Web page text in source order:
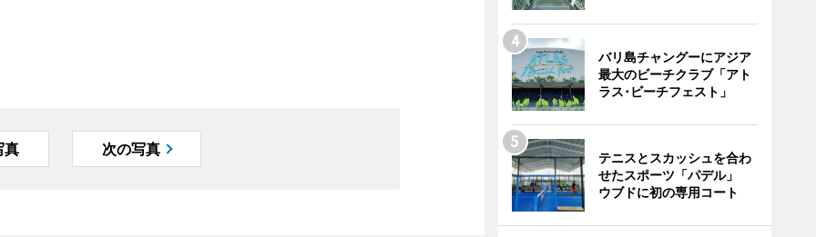
真 次の写真
バリ島チャングーにアジア
最大のビーチクラブ「アト
ラス･ビーチフェスト」
テニスとスカッシュを合わ
せたスポーツ「パデル」
ウブドに初の専用コート